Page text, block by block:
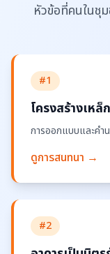
หัวข้อที่คนในชุ
#1
โครงสร้างเหล็ก
การออกแบบและคำ
ดูการสนทนา →
#2